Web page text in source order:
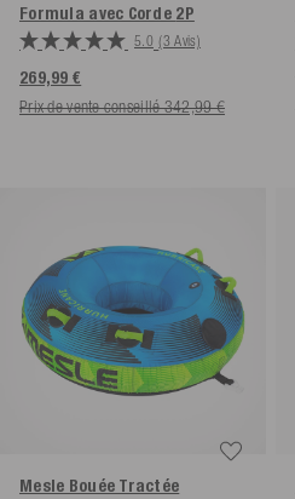
Formula avec Corde 2P
5.0 (3 Avis)
269,99 €
Prix de vente conseillé 342,99 €
Mesle Bouée Tractée